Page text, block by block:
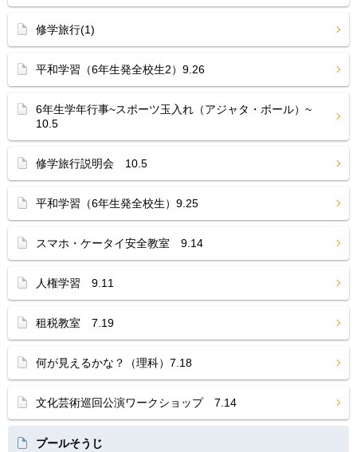
修学旅行(1)
平和学習（6年生発全校生2）9.26
6年生学年行事~スポーツ玉入れ（アジャタ・ボール）~
10.5
修学旅行説明会 10.5
平和学習（6年生発全校生）9.25
スマホ・ケータイ安全教室 9.14
人権学習 9.11
租税教室 7.19
何が見えるかな？（理科）7.18
文化芸術巡回公演ワークショップ 7.14
プールそうじ